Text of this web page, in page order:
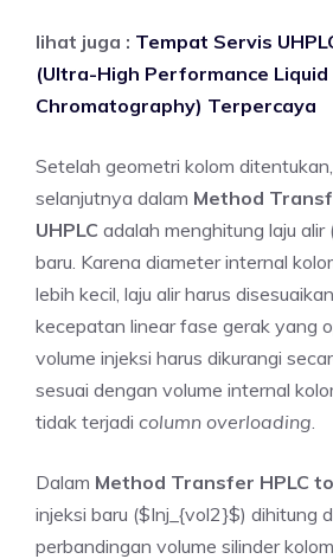
lihat juga : Tempat Servis
(Ultra-High Performance Liquid
Chromatography) Terpercaya
Setelah geometri kolom
selanjutnya dalam Method
UHPLC adalah menghitung laju alir
baru. Karena diameter internal
lebih kecil, laju alir harus
kecepatan linear fase gerak yang
volume injeksi harus dikurangi
sesuai dengan volume internal
tidak terjadi column overloading
Dalam Method Transfer HPLC to
injeksi baru ($Inj_{vol2}$) dihitung
perbandingan volume silinder